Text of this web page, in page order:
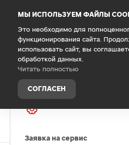
МЫ ИСПОЛЬЗУЕМ ФАЙЛЫ
Это необходимо для
функционирования сайта.
использовать сайт, вы
обработкой данных.
Читать полностью
СОГЛАСЕН
Главная
О компании
Заявка на сервис